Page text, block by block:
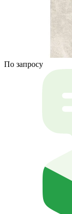
По запросу